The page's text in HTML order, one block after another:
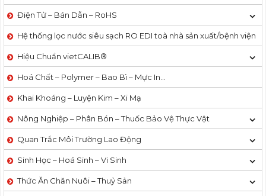
Điện Tử – Bán Dẫn – RoHS
Hệ thống lọc nước siêu sạch RO EDI​​ toà nhà sản xuất/bệnh viện
Hiệu Chuẩn vietCALIB®
Hoá Chất – Polymer – Bao Bì – Mực In…
Khai Khoáng – Luyện Kim – Xi Mạ
Nông Nghiệp – Phân Bón – Thuốc Bảo Vệ Thực Vật
Quan Trắc Môi Trường Lao Động
Sinh Học – Hoá Sinh – Vi Sinh
Thức Ăn Chăn Nuôi – Thuỷ Sản